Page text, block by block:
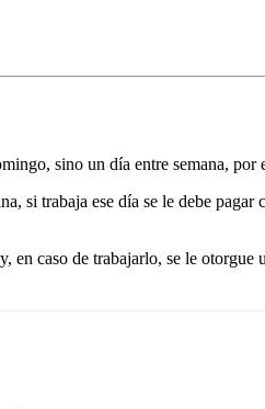
sino un día entre semana, por
si trabaja ese día se le debe
caso de trabajarlo, se le